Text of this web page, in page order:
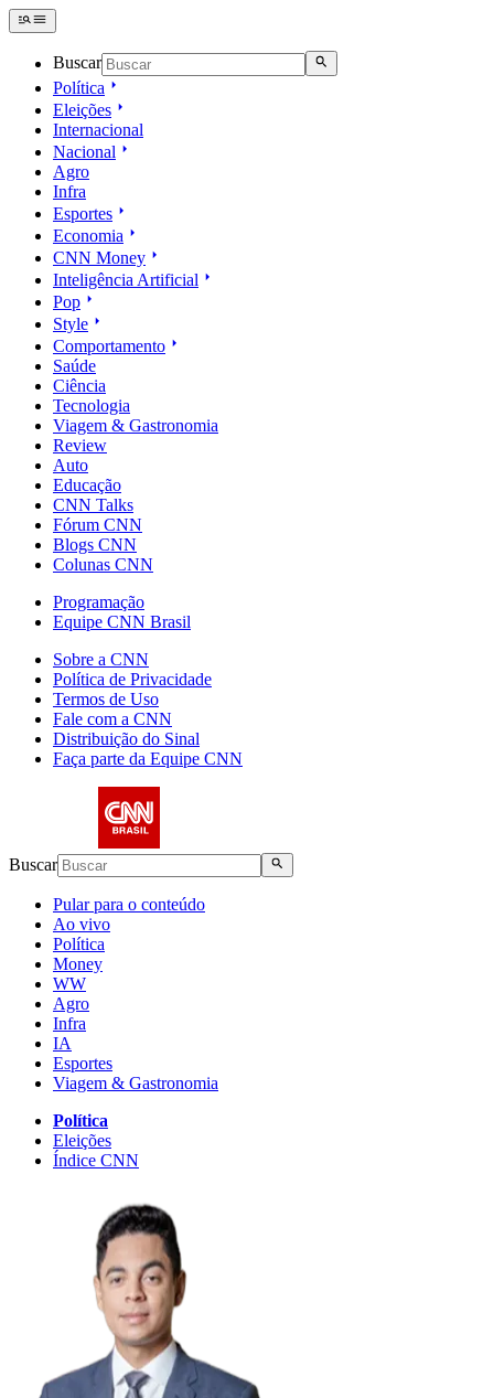
Buscar
Política
Eleições
Internacional
Nacional
Agro
Infra
Esportes
Economia
CNN Money
Inteligência Artificial
Pop
Style
Comportamento
Saúde
Ciência
Tecnologia
Viagem & Gastronomia
Review
Auto
Educação
CNN Talks
Fórum CNN
Blogs CNN
Colunas CNN
Programação
Equipe CNN Brasil
Sobre a CNN
Política de Privacidade
Termos de Uso
Fale com a CNN
Distribuição do Sinal
Faça parte da Equipe CNN
Buscar
Pular para o conteúdo
Ao vivo
Política
Money
WW
Agro
Infra
IA
Esportes
Viagem & Gastronomia
Política
Eleições
Índice CNN